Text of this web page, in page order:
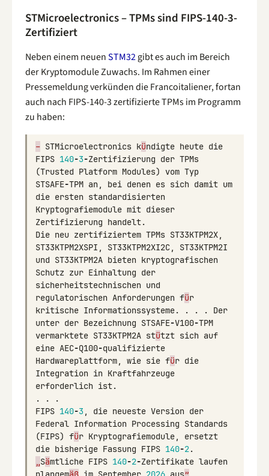
STMicroelectronics – TPMs sind FIPS-140-3-
Zertifiziert
Neben einem neuenSTM32gibt es auch im Bereich
der Kryptomodule Zuwachs. Im Rahmen einer
Pressemeldung verkünden die Francoitaliener, fortan
auch nach FIPS-140-3 zertifizierte TPMs im Programm
zu haben:
– STMicroelectronics kündigte heute die
FIPS 140-3-Zertifizierung der TPMs
(Trusted Platform Modules) vom Typ
STSAFE-TPM an bei denen es sich damit um
die ersten standardisierten
Kryptografiemodule mit dieser
Zertifizierung handelt.
Die neu zertifiziertem TPMs ST33KTPM2X
ST33KTPM2XSPI
ST33KTPM2XI2C
ST33KTPM2I
und ST33KTPM2A bieten kryptografischen
Schutz zur Einhaltung der
sicherheitstechnischen und
regulatorischen Anforderungen für
kritische Informationssysteme. . . .
Der
unter der Bezeichnung STSAFE-V100-TPM
vermarktete ST33KTPM2A stützt sich auf
eine AEC-Q100-qualifizierte
Hardwareplattform
wie sie für die
Integration in Kraftfahrzeuge
erforderlich ist.
.
.
.
FIPS 140-3 die neueste Version der
Federal Information Processing Standards
(FIPS) für Kryptografiemodule
ersetzt
die bisherige Fassung FIPS 140-2.
Sämtliche FIPS 140-2-Zertifikate laufen